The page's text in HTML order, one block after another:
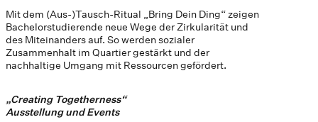
Mit dem (Aus-)Tausch-Ritual „Bring Dein Ding“ zeigen
Bachelorstudierende neue Wege der Zirkularität und
des Miteinanders auf. So werden sozialer
Zusammenhalt im Quartier gestärkt und der
nachhaltige Umgang mit Ressourcen gefördert.
„Creating Togetherness“
Ausstellung und Events